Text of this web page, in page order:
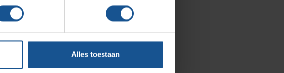
Alles toestaan
Ons team
Klantcases
Vacatures